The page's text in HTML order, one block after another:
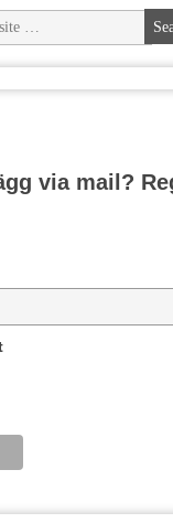
via mail?